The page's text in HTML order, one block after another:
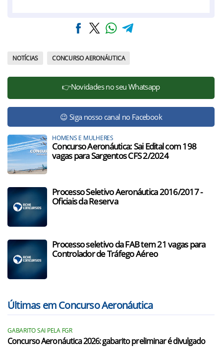
NOTÍCIAS CONCURSO AERONÁUTICA
👉Novidades no seu Whatsapp
😉 Siga nosso canal no Facebook
HOMENS E MULHERES
Concurso Aeronáutica: Sai Edital com 198
vagas para Sargentos CFS 2/2024
Processo Seletivo Aeronáutica 2016/2017 -
Oficiais da Reserva
Processo seletivo da FAB tem 21 vagas para
Controlador de Tráfego Aéreo
Últimas em Concurso Aeronáutica
GABARITO SAI PELA FGR
Concurso Aeronáutica 2026: gabarito preliminar é divulgado